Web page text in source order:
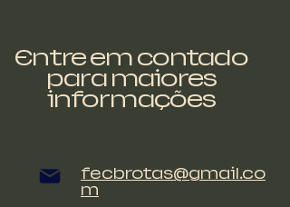
Entre em contado
para maiores
informações
fecbrotas@gmail.co
m